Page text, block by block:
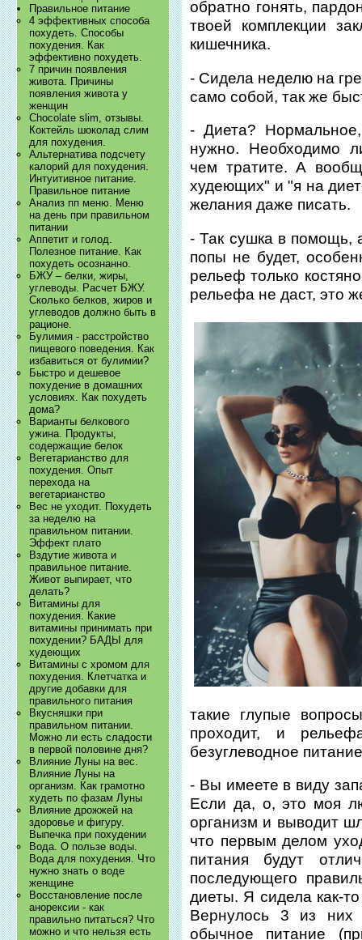
Правильное питание
4 эффективных способа
похудеть. Способы
похудения. Как
эффективно похудеть.
7 причин появления
живота. Причины
появления живота у
женщин
Chocolate slim, отзывы.
Коктейль шоколад слим
для похудения.
Альтернатива подсчету
калорий для похудения.
Интуитивное питание.
Правильное питание
Анализ пп меню. Меню
на день при правильном
питании
Аппетит и голод.
Полезное питание. Как
похудеть осознанно.
БЖУ – белки, жиры,
углеводы. Расчет БЖУ.
Сколько белков, жиров и
углеводов должно быть в
рационе.
Булимия - расстройство
пищевого поведения. Как
избавиться от булимии?
Быстро и дешевое
похудение в домашних
условиях. Как похудеть
дома?
Варианты белкового
ужина. Продукты,
содержащие белок
Вегетарианство для
похудения. Опыт
перехода на
вегетарианство
Вес не уходит. Похудеть
за неделю на
правильном питании.
Эффект плато
Вздутие живота и
правильное питание.
Живот выпирает, что
делать?
Витамины для
похудения. Какие
витамины принимать при
похудении? БАДЫ для
худеющих
Витамины с хромом для
похудения. Клетчатка и
другие добавки для
правильного питания
Вкусняшки при
правильном питании.
Можно ли есть сладости
в первой половине дня?
Влияние Луны на вес.
Влияние Луны на
организм. Как грамотно
худеть по фазам Луны
Влияние дрожжей на
здоровье и фигуру.
Выпечка при похудении
Вода. О пользе воды.
Вода для похудения. Что
нужно знать о воде
женщине
Восстановление после
анорексии - как
правильно питаться? Что
можно и что нельзя есть
обратно гонять,
твоей комплекции
кишечника.
- Сидела неделю на
само собой, так же
- Диета?
нужно. Необходимо
чем тратите. А
худеющих" и "я на
желания даже писать.
- Так сушка в помощь,
попы не будет,
рельеф только
рельефа не даст, это
такие глупые
проходит, и
безуглеводное
- Вы имеете в виду
Если да, о, это моя
организм и выводит
что первым делом
питания будут
последующего
диеты. Я сидела как-
Вернулось 3 из них
обычное питание